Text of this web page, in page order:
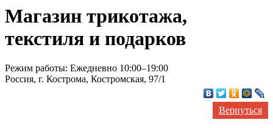
Магазин трикотажа,
текстиля и подарков
Режим работы: Ежедневно 10:00–19:00
Россия, г. Кострома, Костромская, 97/1
Вернуться